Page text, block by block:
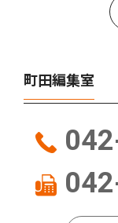
町田編集室